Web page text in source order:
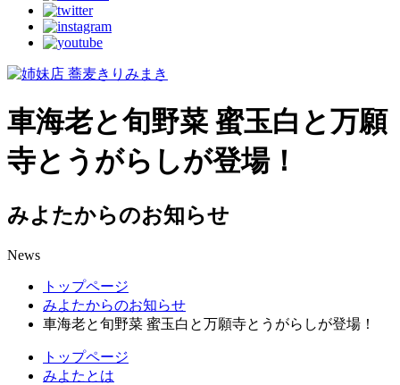
車海老と旬野菜 蜜玉白と万願
寺とうがらしが登場！
みよたからのお知らせ
News
トップページ
みよたからのお知らせ
車海老と旬野菜 蜜玉白と万願寺とうがらしが登場！
トップページ
みよたとは